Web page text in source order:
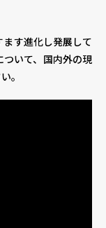
す進化し発展して
いて、国内外の現
。